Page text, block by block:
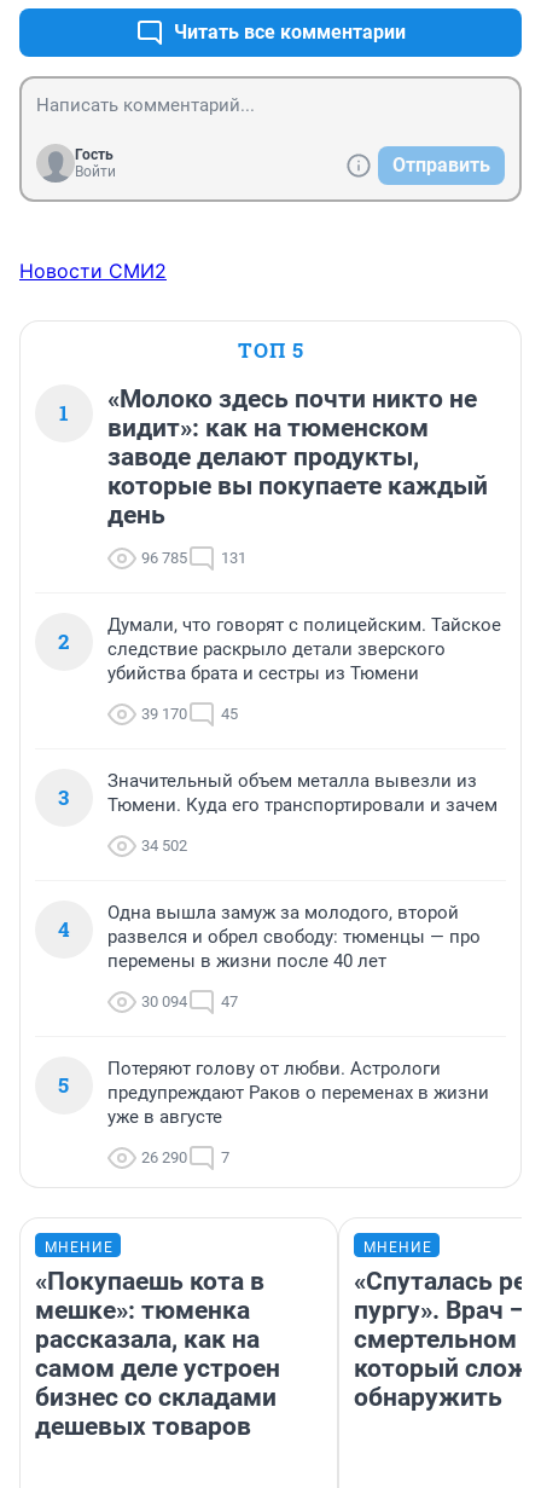
Читать все комментарии
Гость
Войти
Отправить
Новости СМИ2
ТОП 5
1
«Молоко здесь почти никто не
видит»: как на тюменском
заводе делают продукты,
которые вы покупаете каждый
день
96 785 131
2
Думали, что говорят с полицейским. Тайское
следствие раскрыло детали зверского
убийства брата и сестры из Тюмени
39 170 45
3
Значительный объем металла вывезли из
Тюмени. Куда его транспортировали и зачем
34 502
4
Одна вышла замуж за молодого, второй
развелся и обрел свободу: тюменцы — про
перемены в жизни после 40 лет
30 094 47
5
Потеряют голову от любви. Астрологи
предупреждают Раков о переменах в жизни
уже в августе
26 290 7
МНЕНИЕ
«Покупаешь кота в
мешке»: тюменка
рассказала, как на
самом деле устроен
бизнес со складами
дешевых товаров
МНЕНИЕ
«Спуталась
пургу». Врач —
смертельном
который
обнаружить